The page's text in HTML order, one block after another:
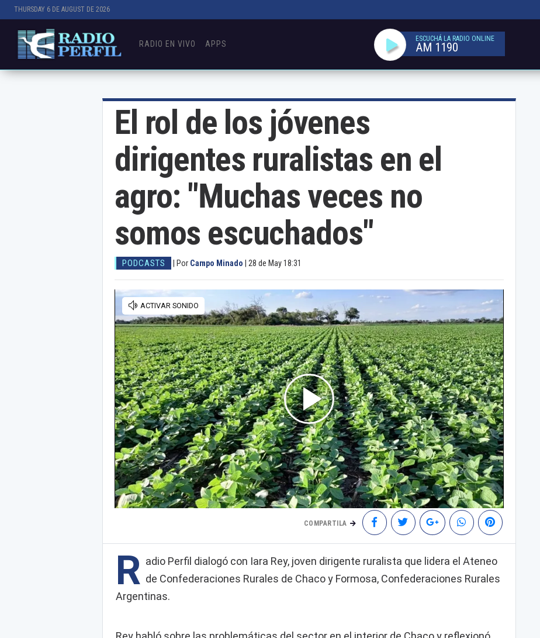
THURSDAY 6 DE AUGUST DE 2026
RADIO EN VIVO APPS
ESCUCHÁ LA RADIO ONLINE
AM 1190
El rol de los jóvenes
dirigentes ruralistas en el
agro: "Muchas veces no
somos escuchados"
PODCASTS Por Campo Minado 28 de May 18:31
COMPARTILA
R adio Perfil dialogó con Iara Rey, joven dirigente ruralista que lidera el Ateneo
de Confederaciones Rurales de Chaco y Formosa, Confederaciones Rurales
Argentinas.